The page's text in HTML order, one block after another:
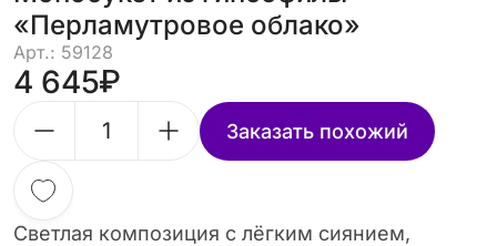
«Перламутровое облако»
Арт.: 59128
4 645
Заказать похожий
Светлая композиция с лёгким сиянием,